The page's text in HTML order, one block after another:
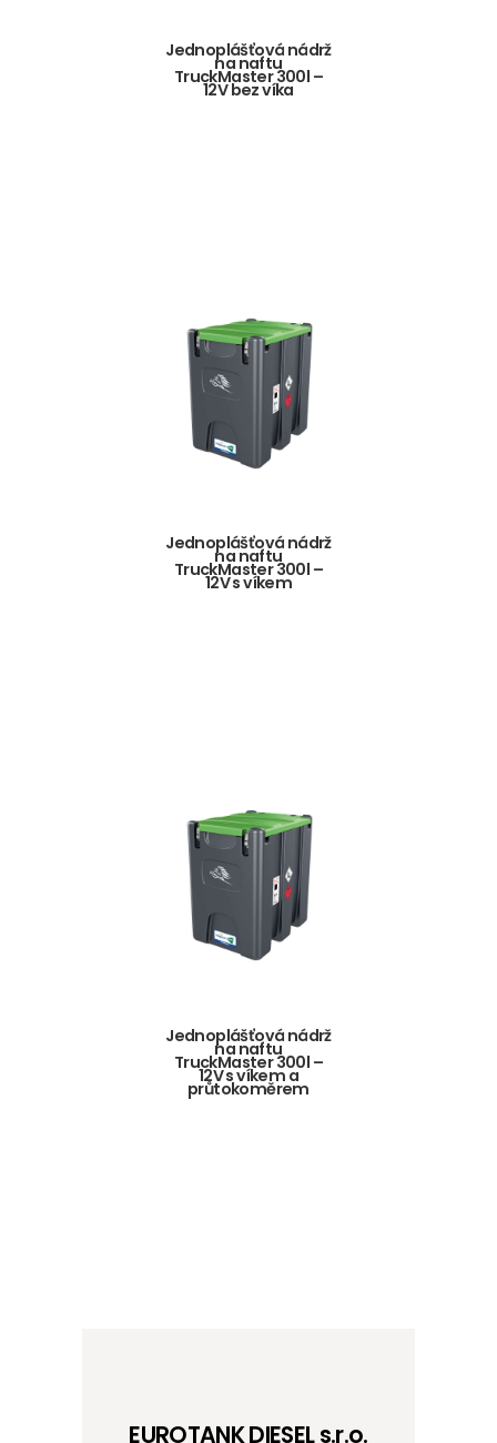
Jednoplášťová nádrž
na naftu
TruckMaster 300l –
12V bez víka
Jednoplášťová nádrž
na naftu
TruckMaster 300l –
12V s víkem
Jednoplášťová nádrž
na naftu
TruckMaster 300l –
12V s víkem a
průtokoměrem
EUROTANK DIESEL s.r.o.